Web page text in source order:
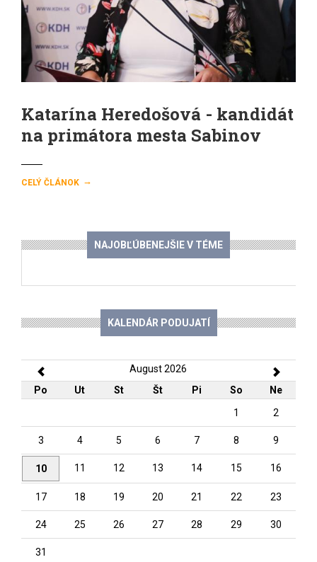
Katarína Heredošová - kandidát
na primátora mesta Sabinov
CELÝ ČLÁNOK →
NAJOBĽÚBENEJŠIE V TÉME
KALENDÁR PODUJATÍ
August 2026
Po
Ut St Št Pi So
Ne
1
2
3 4 5 6 7 8 9
10 11 12 13 14 15 16
17 18 19 20 21 22 23
24 25 26 27 28 29 30
31